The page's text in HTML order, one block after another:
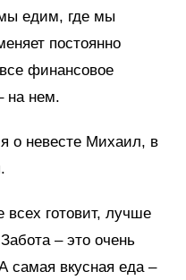
едим, где мы
постоянно
финансовое
на нем.
о невесте Михаил, в
готовит, лучше
– это очень
самая вкусная еда –